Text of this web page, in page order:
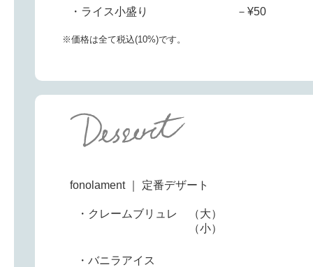
・ライス小盛り －¥50
※価格は全て税込(10%)です。
fonolament ｜ 定番デザート
・クレームブリュレ （大）
（小）
・バニラアイス